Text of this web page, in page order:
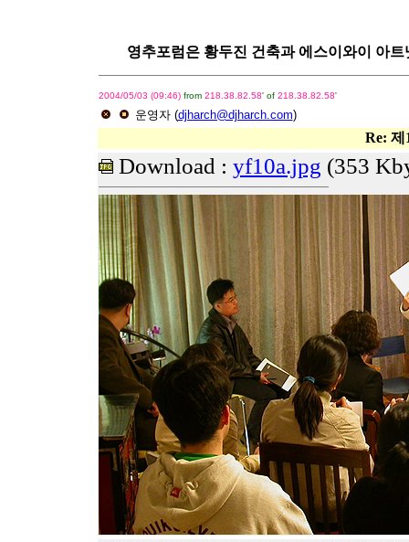
영추포럼은 황두진 건축과 에스이와이 아
2004/05/03 (09:46)from 218.38.82.58' of 218.38.82.58'
운영자 (djharch@djharch.com)
Re: 제
Download : yf10a.jpg (353